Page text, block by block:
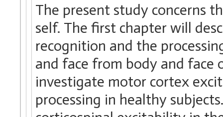
The present study concerns
self. The first chapter will
recognition and the
and face from body and face
investigate motor cortex
processing in healthy